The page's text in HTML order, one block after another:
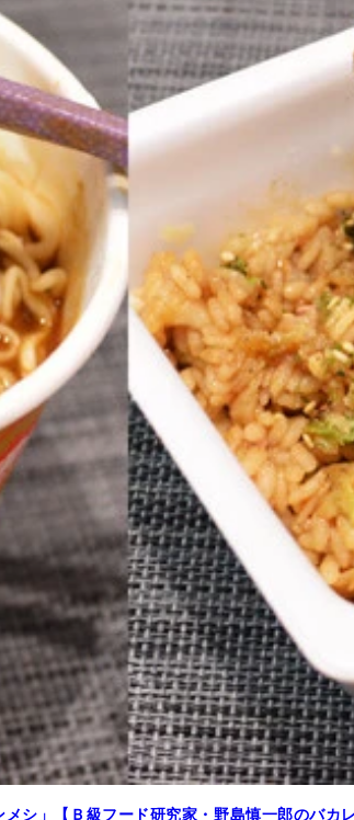
だけ。シンプルな味つけのバーガーにト
とんこつ辛味噌を塗り広げ、その面を
る②熱いうちに、皮ごととんこつ辛味噌
温泉卵】①つまみにんにく適量を袋の上
ンをほぐし、とんこつ辛味噌を加えて
飯を入れ、とんこつ辛味噌を加えて混
チャーハンを袋の表示どおり加熱したら
んを指定の時間レンチンする②刻みネ
レミアム］】完成したカップ麺にお好
にんにく背脂】①ペヤングを作り、ソ
シ」【Ｂ級フード研究家・野島慎一郎のバカ